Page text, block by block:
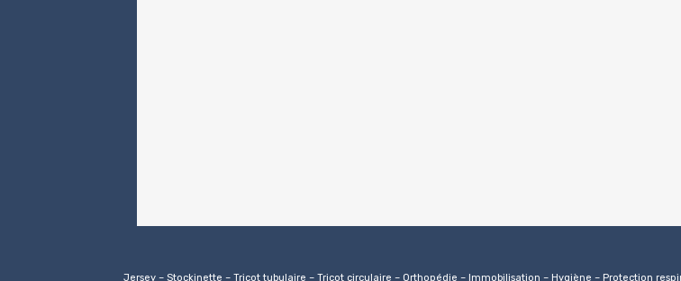
Jersey – Stockinette – Tricot tubulaire – Tricot circulaire – Orthopédie – Immobilisation – Hygiène – Protection